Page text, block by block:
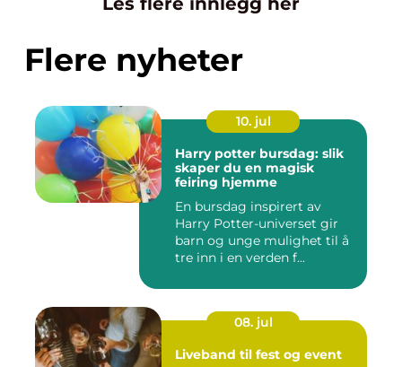
Flere nyheter
10. jul
Harry potter bursdag: slik
skaper du en magisk
feiring hjemme
En bursdag inspirert av
Harry Potter-universet gir
barn og unge mulighet til å
tre inn i en verden f...
08. jul
Liveband til fest og event